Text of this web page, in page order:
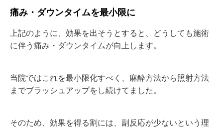
痛み・ダウンタイムを最小限に
上記のように、効果を出そうとすると、どうしても施術
に伴う痛み・ダウンタイムが向上します。
当院ではこれを最小限化すべく、麻酔方法から照射方法
までブラッシュアップをし続けてました。
そのため、効果を得る割には、副反応が少ないという理